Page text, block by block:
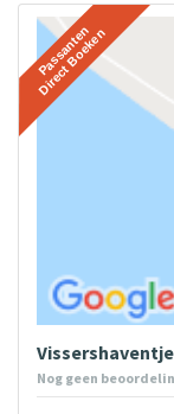
Nog geen